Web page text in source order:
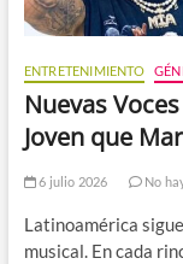
ENTRETENIMIENTO
Nuevas
Joven que
6 julio 2026 No
Latinoamérica
musical. En cada